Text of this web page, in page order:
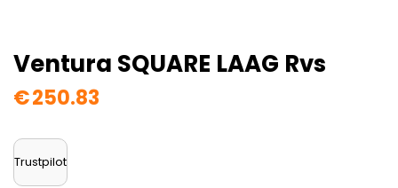
Ventura SQUARE LAAG Rvs
€250.83
Trustpilot